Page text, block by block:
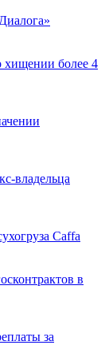
хищении более 4
владельца
Caffa
в
за